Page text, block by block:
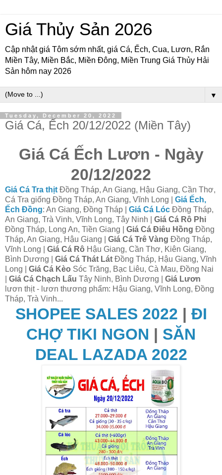
Giá Thủy Sản 2026
Cập nhật giá Tôm sớm nhất, giá Cá, Ếch, Cua, Lươn, Rắn
Miền Tây, Miền Bắc, Miền Đông, Miền Trung Giá Thủy Hải
Sản hôm nay 2026
▼
Tuesday, December 20, 2022
Giá Cá, Ếch 20/12/2022 (Miền Tây)
Giá Cá Ếch Lươn - Ngày
20/12/2022
Giá Cá Tra thịt Đồng Tháp, An Giang, Hậu Giang, Cần Thơ,
Cá Tra giống Đồng Tháp, An Giang, Vĩnh Long | Giá Ếch,
Ếch Đồng: An Giang, Đồng Tháp | Giá Cá Lóc Đồng Tháp,
An Giang, Trà Vinh, Vĩnh Long, Tây Ninh | Giá Cá Rô Phi
Đồng Tháp, Long An, Tiền Giang | Giá Cá Điêu Hồng Đồng
Tháp, An Giang, Hậu Giang | Giá Cá Trê Vàng Đồng Tháp,
Vĩnh Long | Giá Cá Rô Hậu Giang, Cần Thơ, Kiên Giang,
Bình Dương | Giá Cá Thát Lát Đồng Tháp, Hậu Giang, Vĩnh
Long | Giá Cá Kèo Sóc Trăng, Bạc Liêu, Cà Mau, Đồng Nai
Giá Cá Chạch Lấu Tây Ninh, Bình Dương | Giá Lươn
lươn thịt - lươn thương phẩm: Hậu Giang, Vĩnh Long, Đồng
Tháp, Trà Vinh...
SHOPEE SALES 2022 | ĐI
CHỢ TIKI NGON | SĂN
DEAL LAZADA 2022